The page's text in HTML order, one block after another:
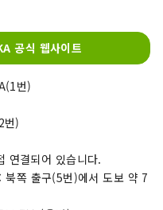
공식 웹사이트
번)
번)
연결되어 있습니다.
북쪽 출구(5번)에서 도보 약 7